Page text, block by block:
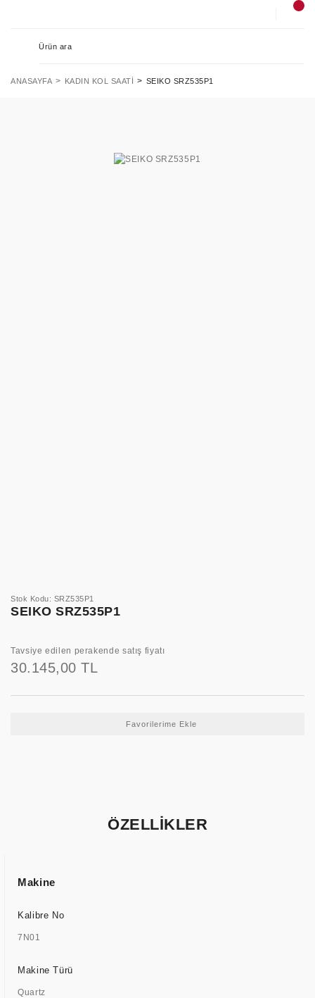
ANASAYFA KADIN KOL SAATI SEIKO SRZ535P1
Stok Kodu: SRZ535P1
SEIKO SRZ535P1
Tavsiye edilen perakende satış fiyatı
30.145,00 TL
ÖZELLİKLER
Makine
Kalibre No
7N01
Makine Türü
Quartz